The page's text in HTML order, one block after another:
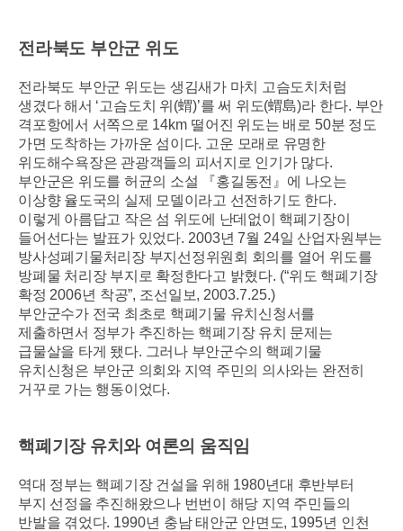
전라북도 부안군 위도
전라북도 부안군 위도는 생김새가 마치 고슴도치처럼
생겼다 해서 ‘고슴도치 위 (蝟)’를 써 위도(蝟島)라 한다. 부안
격포항에서 서쪽으로 14km 떨어진 위도는 배로 50분 정도
가면 도착하는 가까운 섬이다. 고운 모래로 유명한
위도해수욕장은 관광객들의 피서지로 인기가 많다.
부안군은 위도를 허균의 소설
『홍길동전 』 에 나오는
이상향 율도국의 실제 모델이라고 선전하기도 한다.
이렇게 아름답고 작은 섬 위도에 난데없이 핵폐기장이
들어선다는 발표가 있었다. 2003년7월 24일 산업자원부는
방사성폐기물처리장 부지선정위원회 회의를 열어 위도를
방폐물 처리장 부지로 확정한다고 밝혔다. (“위도 핵폐기장
확정 2006년 착공”, 조선일보, 2003.7.25.)
부안군수가 전국 최초로 핵폐기물 유치신청서를
제출하면서 정부가 추진하는 핵폐기장 유치 문제는
급물살을 타게 됐다. 그러나 부안군수의 핵폐기물
유치신청은 부안군 의회와 지역 주민의 의사와는 완전히
거꾸로 가는 행동이었다.
핵폐기장 유치와 여론의 움직임
역대 정부는 핵폐기장 건설을 위해 1980년대 후반부터
부지 선정을 추진해왔으나 번번이 해당 지역 주민들의
반발을 겪었다. 1990년 충남 태안군 안면도, 1995년 인천